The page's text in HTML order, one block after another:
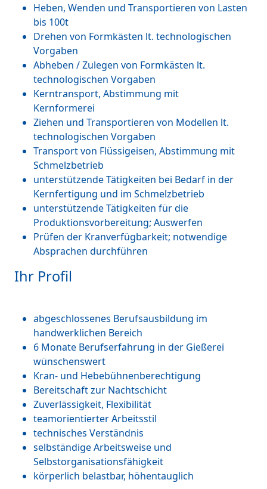
Heben, Wenden und Transportieren von Lasten
bis 100t
Drehen von Formkästen lt. technologischen
Vorgaben
Abheben / Zulegen von Formkästen lt.
technologischen Vorgaben
Kerntransport, Abstimmung mit
Kernformerei
Ziehen und Transportieren von Modellen lt.
technologischen Vorgaben
Transport von Flüssigeisen, Abstimmung mit
Schmelzbetrieb
unterstützende Tätigkeiten bei Bedarf in der
Kernfertigung und im Schmelzbetrieb
unterstützende Tätigkeiten für die
Produktionsvorbereitung; Auswerfen
Prüfen der Kranverfügbarkeit; notwendige
Absprachen durchführen
Ihr Profil
abgeschlossenes Berufsausbildung im
handwerklichen Bereich
6 Monate Berufserfahrung in der Gießerei
wünschenswert
Kran- und Hebebühnenberechtigung
Bereitschaft zur Nachtschicht
Zuverlässigkeit, Flexibilität
teamorientierter Arbeitsstil
technisches Verständnis
selbständige Arbeitsweise und
Selbstorganisationsfähigkeit
körperlich belastbar, höhentauglich